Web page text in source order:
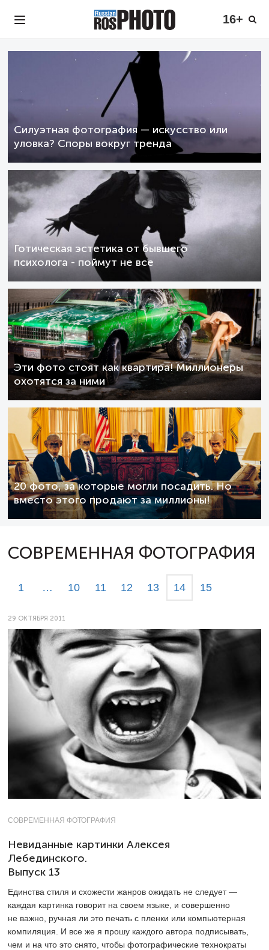
16+
Силуэтная фотография — искусство или
уловка? Споры вокруг тренда
Готическая эстетика от бывшего
психолога - поймут не все
Эти фото стоят как квартира! Миллионеры
охотятся за ними
20 фото, за которые могли посадить. Но
вместо этого продают за миллионы!
СОВРЕМЕННАЯ ФОТОГРАФИЯ
1 … 10 11 12 13 14 15
29 ОКТЯБРЯ 2011
СОВРЕМЕННАЯ ФОТОГРАФИЯ
Невиданные картинки Алексея
Лебединского.
Выпуск 13
Единства стиля и схожести жанров ожидать не следует —
каждая картинка говорит на своем языке, и совершенно
не важно, ручная ли это печать с пленки или компьютерная
компиляция. И все же я прошу каждого автора подписывать,
чем и на что это снято, чтобы фотографические технократы